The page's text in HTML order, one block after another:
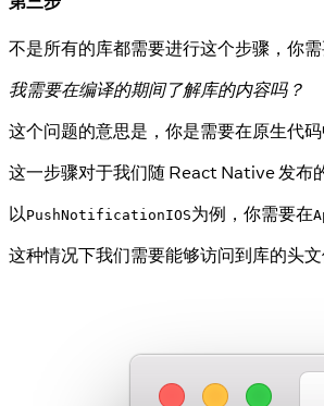
不是所有的库都需要进行这个步骤，你需
我需要在编译的期间了解库的内容吗？
这个问题的意思是，你是需要在原生代
这一步骤对于我们随 React Native 发布
以PushNotificationIOS为例，你需要在
这种情况下我们需要能够访问到库的头